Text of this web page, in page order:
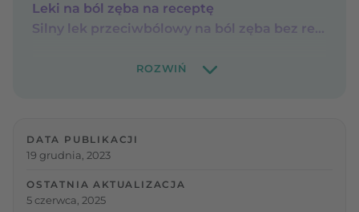
Leki na ból zęba na receptę
Silny lek przeciwbólowy na ból zęba bez recepty?
DATA PUBLIKACJI
19 grudnia, 2023
OSTATNIA AKTUALIZACJA
5 czerwca, 2025